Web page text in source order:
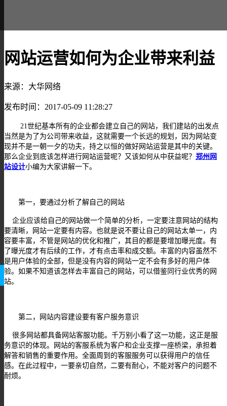
网站运营如何为企业带来利益
来源：大华网络
发布时间：2017-05-09 11:28:27
21 世纪基本所有的企业都会建立自己的网站，我们建站的出发点
当然是为了为公司带来收益，这就需要一个长远的规划，因为网站变
现并不是一朝一夕的功夫，持之以恒的做好网站运营是其中的关键。
那么企业到底该怎样进行网站运营呢？又该如何从中获益呢？ 郑州网
站设计小编为大家讲解一下。
第一，要通过分析了解自己的网站
企业应该给自己的网站做一个简单的分析，一定要注意网站的结构
要清晰，网站一定要有内容。也就是说不要让自己的网站太单一，内
容要丰富，不管是网站的优化和推广，其目的都是要增加曝光度。有
了曝光度才有后续的工作，才有点击率和成交额。丰富的内容虽然不
是用户体验的全部，但是没有内容的网站一定不会有多好的用户体
验。如果不知道该怎样去丰富自己的网站，可以借鉴同行业优秀的网
站。
第二，网站内容建设要有客户服务意识
很多网站都具备网站客服功能。千万别小看了这一功能，这正是服
务意识的体现。网站的客服系统为客户和企业支撑一座桥梁，承担着
解答和销售的重要作用。全面周到的客服服务可以获得用户的信任
感。在此过程中，一要亲切自然，二要有耐心，不能对客户的问题不
耐烦。